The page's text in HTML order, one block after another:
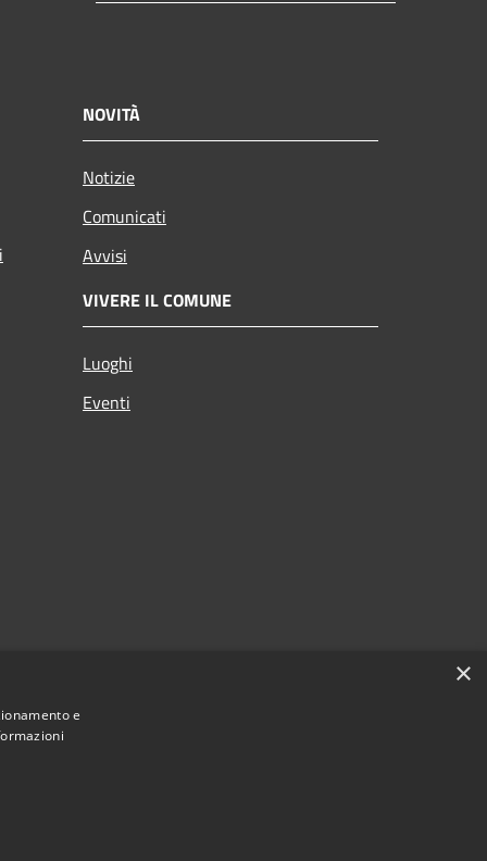
NOVITÀ
Notizie
Comunicati
Avvisi
VIVERE IL COMUNE
Luoghi
Eventi
×
e